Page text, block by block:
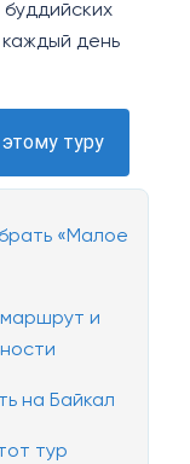
день
туру
«Малое
маршрут и
на Байкал
тур